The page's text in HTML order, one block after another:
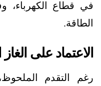
في قطاع الكهرباء،
الطاقة.
الاعتماد على
رغم التقدم